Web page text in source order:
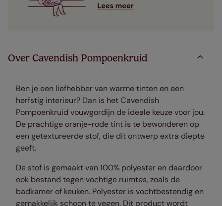
Over Cavendish Pompoenkruid
Ben je een liefhebber van warme tinten en een
herfstig interieur? Dan is hetCavendish
Pompoenkruid vouwgordijn de ideale keuze voor jou.
De prachtige oranje-rode tint is te bewonderen op
een getextureerde stof, die dit ontwerp extra diepte
geeft.
De stof is gemaakt van 100% polyester en daardoor
ook bestand tegen vochtige ruimtes, zoals de
badkamer of keuken. Polyester is vochtbestendig en
gemakkelijk schoon te vegen. Dit product wordt